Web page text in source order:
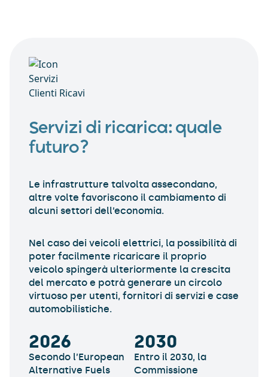
Servizi di ricarica: quale
futuro?
Le infrastrutture talvolta assecondano,
altre volte favoriscono il cambiamento di
alcuni settori dell’economia.
Nel caso dei veicoli elettrici, la possibilità di
poter facilmente ricaricare il proprio
veicolo spingerà ulteriormente la crescita
del mercato e potrà generare un circolo
virtuoso per utenti, fornitori di servizi e case
automobilistiche.
2026
Secondo l’European
Alternative Fuels
2030
Entro il 2030, la
Commissione